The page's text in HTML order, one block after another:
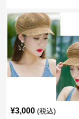
¥3,000 (税込)